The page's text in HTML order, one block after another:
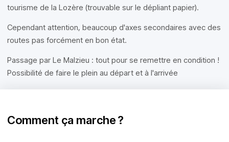
tourisme de la Lozère (trouvable sur le dépliant papier).
Cependant attention, beaucoup d'axes secondaires avec des
routes pas forcément en bon état.
Passage par Le Malzieu : tout pour se remettre en condition !
Possibilité de faire le plein au départ et à l'arrivée
Comment ça marche ?